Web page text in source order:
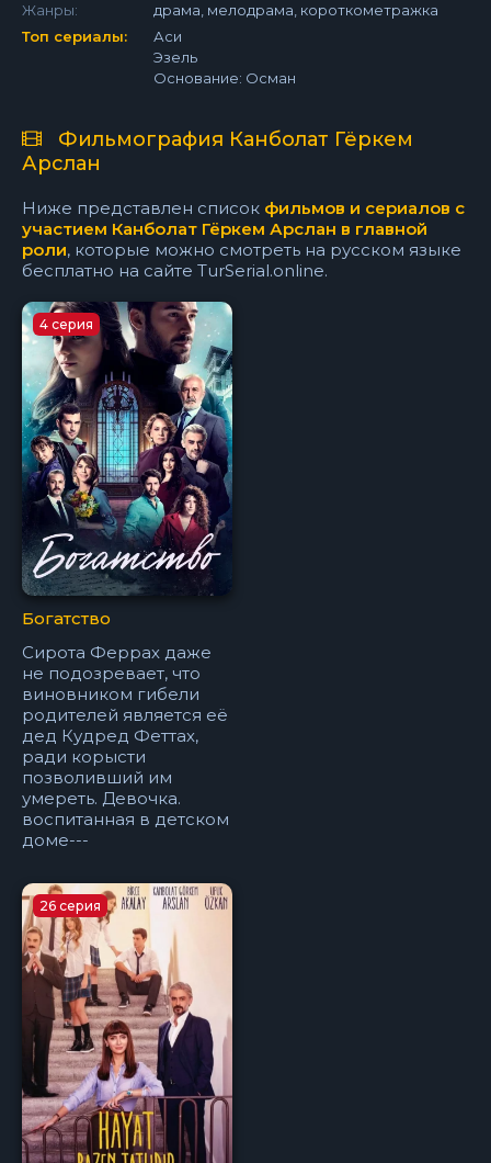
Жанры:
драма, мелодрама, короткометражка
Топ сериалы:
Аси
Эзель
Основание: Осман
Фильмография Канболат Гёркем
Арслан
Ниже представлен список фильмов и сериалов с
участием Канболат Гёркем Арслан в главной
роли, которые можно смотреть на русском языке
бесплатно на сайте TurSerial.online.
4 серия
Богатство
Cирота Феррах даже
не подозревает, что
виновником гибели
родителей является её
дед Кудред Феттах,
ради корысти
позволивший им
умереть. Девочка.
воспитанная в детском
доме---
26 серия